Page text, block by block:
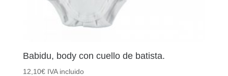
Babidu, body con cuello de batista.
12,10€ IVA incluido